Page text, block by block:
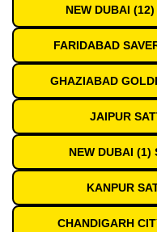
NEW DUBAI
FARIDABAD
GHAZIABAD
JAIPUR
NEW DUBAI (1)
KANPUR
CHANDIGARH